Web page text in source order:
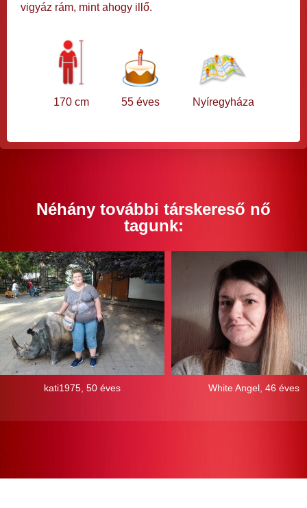
vigyáz rám, mint ahogy illő.
170 cm 55 éves Nyíregyháza
Néhány további társkereső nő
tagunk:
kati1975, 50 éves White Angel, 46 éves